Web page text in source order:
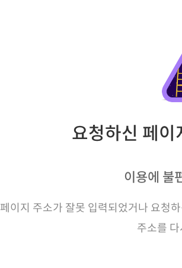
요청하신 페
이용에 불
페이지 주소가 잘못 입력되었거나 요청
주소를